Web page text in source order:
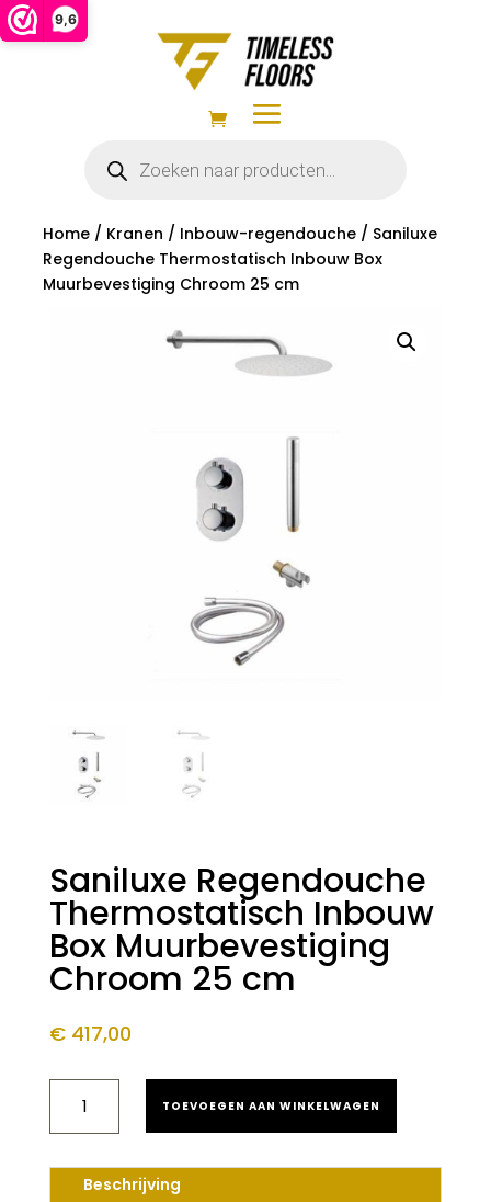
9,6
zoeken
Home/ Kranen / Inbouw-regendouche/ Saniluxe
Regendouche Thermostatisch Inbouw Box
Muurbevestiging Chroom 25 cm
Saniluxe Regendouche
Thermostatisch Inbouw
Box Muurbevestiging
Chroom 25 cm
€417,00
REGENDOUCHE
THERMOSTATISCH
BOX
MUURBEVESTIGING
TOEVOEGEN AAN WINKELWAGEN
Beschrijving